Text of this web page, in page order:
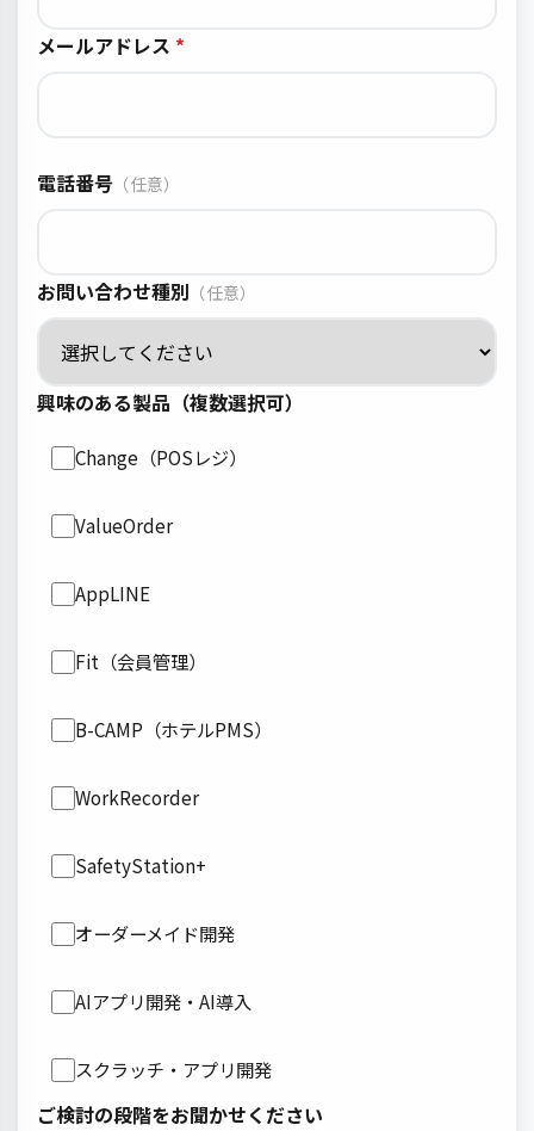
メールアドレス
電話番号 （任意）
お問い合わせ種別 （任意）
興味のある製品（複数選択可）
Change（POSレジ）
ValueOrder
AppLINE
Fit（会員管理）
B-CAMP（ホテルPMS）
WorkRecorder
SafetyStation+
オーダーメイド開発
AIアプリ開発・AI導入
スクラッチ・アプリ開発
ご検討の段階をお聞かせください